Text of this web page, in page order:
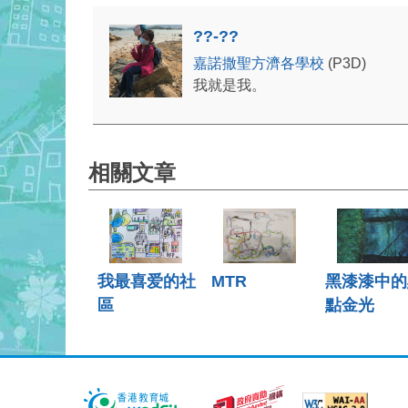
??-??
嘉諾撒聖方濟各學校 (P3D)
我就是我。
相關文章
我最喜爱的社
區
MTR
黑漆漆中
點金光